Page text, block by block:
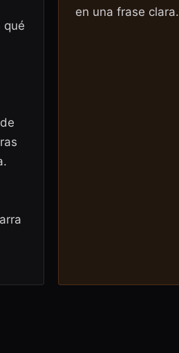
qué
en una frase clara.